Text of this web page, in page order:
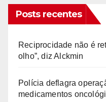
Posts recentes
Reciprocidade não é
olho”, diz Alckmin
Polícia deflagra
medicamentos